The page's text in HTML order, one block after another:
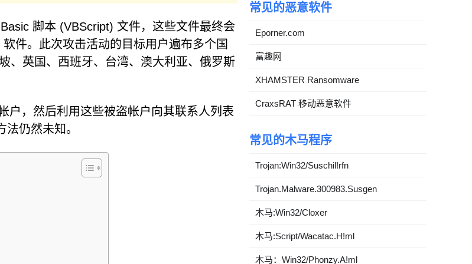
脚本 (VBScript) 文件，这些文件最终会
件。此次攻击活动的目标用户遍布多个国
、英国、西班牙、台湾、澳大利亚、俄罗斯
户，然后利用这些被盗帐户向其联系人列表
仍然未知。
常见的恶意软件
Eporner.com
富趣网
XHAMSTER Ransomware
CraxsRAT 移动恶意软件
常见的木马程序
Trojan:Win32/Suschil!rfn
Trojan.Malware.300983.Susgen
木马:Win32/Cloxer
木马:Script/Wacatac.H!ml
木马：Win32/Phonzy.A!ml